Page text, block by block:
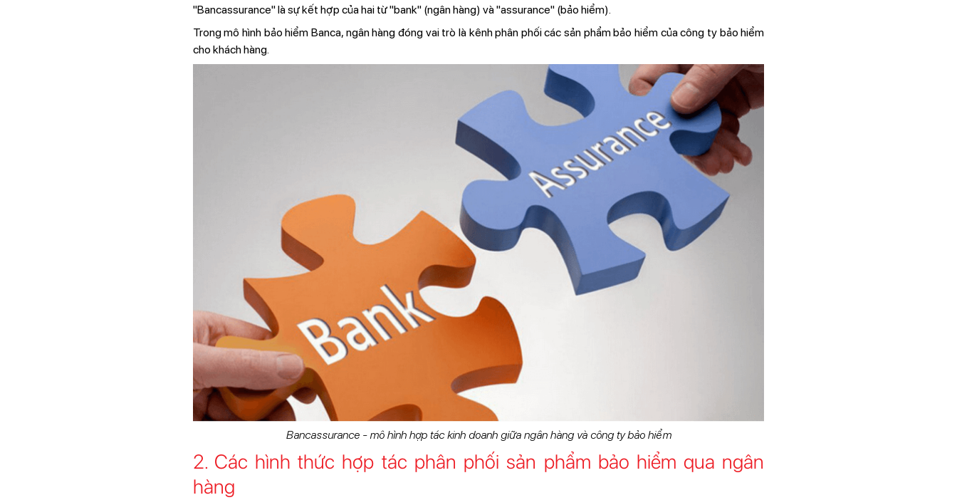
"Bancassurance" là sự kết hợp của hai từ "bank" (ngân hàng) và "assurance" (bảo hiểm).
Trong mô hình bảo hiểm Banca, ngân hàng đóng vai trò là kênh phân phối các sản phẩm bảo hiểm của công ty bảo hiểm
cho khách hàng.
Bancassurance - mô hình hợp tác kinh doanh giữa ngân hàng và công ty bảo hiểm
2. Các hình thức hợp tác phân phối sản phẩm bảo hiểm qua ngân
hàng